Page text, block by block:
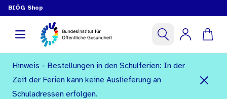
BIÖG Shop
Hinweis - Bestellungen in den Schulferien: In der
Zeit der Ferien kann keine Auslieferung an
Schuladressen erfolgen.